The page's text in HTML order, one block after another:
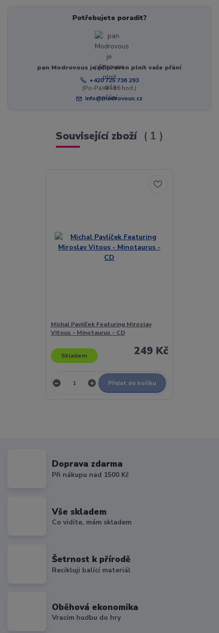
Potřebujete poradit?
pan Modrovous je připraven plnit vaše přání
+420 725 736 293
(Po-Pá, 8 - 16 hod.)
info@modrovous.cz
Související zboží 1
Michal Pavlíček Featuring Miroslav
Vitous - Minotaurus - CD
249 Kč
Skladem
Přidat do košíku
Doprava zdarma
Při nákupu nad 1500 Kč
Vše skladem
Co vidíte, mám skladem
Šetrnost k přírodě
Recikluji balící materiál
Oběhová ekonomika
Vracím hudbu do hry